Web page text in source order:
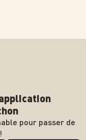
pour passer de